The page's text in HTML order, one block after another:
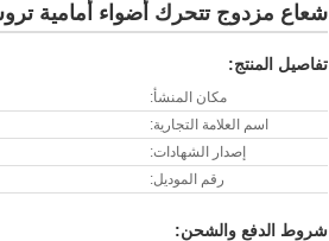
شعاع مزدوج تتحرك أضواء أمامية
تفاصيل المنتج:
مكان المنشأ:
اسم العلامة التجارية:
إصدار الشهادات:
رقم الموديل:
شروط الدفع والشحن: